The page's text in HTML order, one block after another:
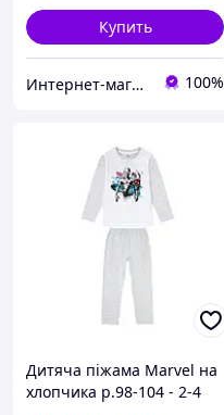
Купить
Интернет-магазин "Детки" 100%
Дитяча піжама Marvel на
хлопчика р.98-104 - 2-4